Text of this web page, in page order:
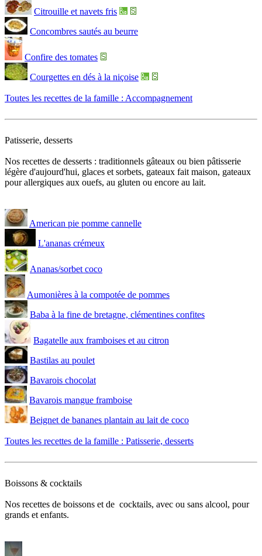
Citrouille et navets fris
Concombres sautés au beurre
Confire des tomates
Courgettes en dés à la niçoise
Toutes les recettes de la famille : Accompagnement
Patisserie, desserts
Nos recettes de desserts : traditionnels gâteaux ou bien pâtisserie
légère d'aujourd'hui, glaces et sorbets, gateaux fait maison, gateaux
pour allergiques aux ouefs, au gluten ou encore au lait.
American pie pomme cannelle
L'ananas crémeux
Ananas/sorbet coco
Aumonières à la compotée de pommes
Baba à la fine de bretagne, clémentines confites
Bagatelle aux framboises et au citron
Bastilas au poulet
Bavarois chocolat
Bavarois mangue framboise
Beignet de bananes plantain au lait de coco
Toutes les recettes de la famille : Patisserie, desserts
Boissons & cocktails
Nos recettes de boissons et de cocktails, avec ou sans alcool, pour
grands et enfants.